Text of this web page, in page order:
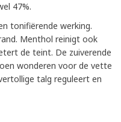
47%.
tonifiërende werking.
Menthol reinigt ook
de teint. De zuiverende
wonderen voor de vette
talg reguleert en